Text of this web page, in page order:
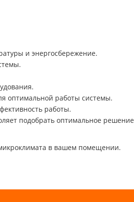
и энергосбережение.
оптимальной работы системы.
работы.
подобрать оптимальное
в вашем помещении.